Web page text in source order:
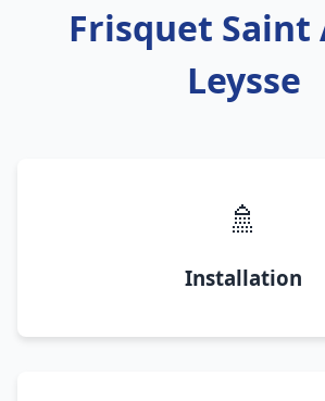
Frisquet Saint
Leysse
🚿
Installation